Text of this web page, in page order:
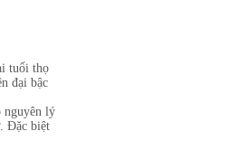
tuổi thọ
đại bậc
nguyên lý
Đặc biệt